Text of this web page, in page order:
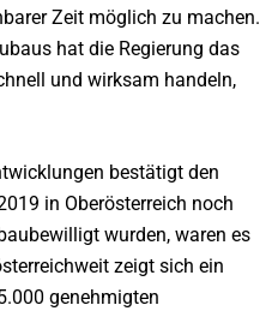
Zeit möglich zu machen.
hat die Regierung das
und wirksam handeln,
bestätigt den
in Oberösterreich noch
wurden, waren es
zeigt sich ein
genehmigten